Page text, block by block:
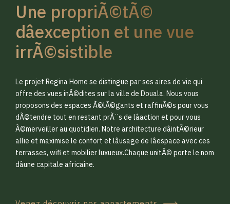
Une propriÃ©tÃ©
dâexception et une vue
irrÃ©sistible
Le projet Regina Home se distingue par ses aires de vie qui
offre des vues inÃ©dites sur la ville de Douala. Nous vous
proposons des espaces Ã©lÃ©gants et raffinÃ©s pour vous
dÃ©tendre tout en restant prÃ¨s de lâaction et pour vous
Ã©merveiller au quotidien. Notre architecture dâintÃ©rieur
allie et maximise le confort et lâusage de lâespace avec ces
terrasses, wifi et mobilier luxueux.Chaque unitÃ© porte le nom
dâune capitale africaine.
0
1
2
3
0
1
2
3